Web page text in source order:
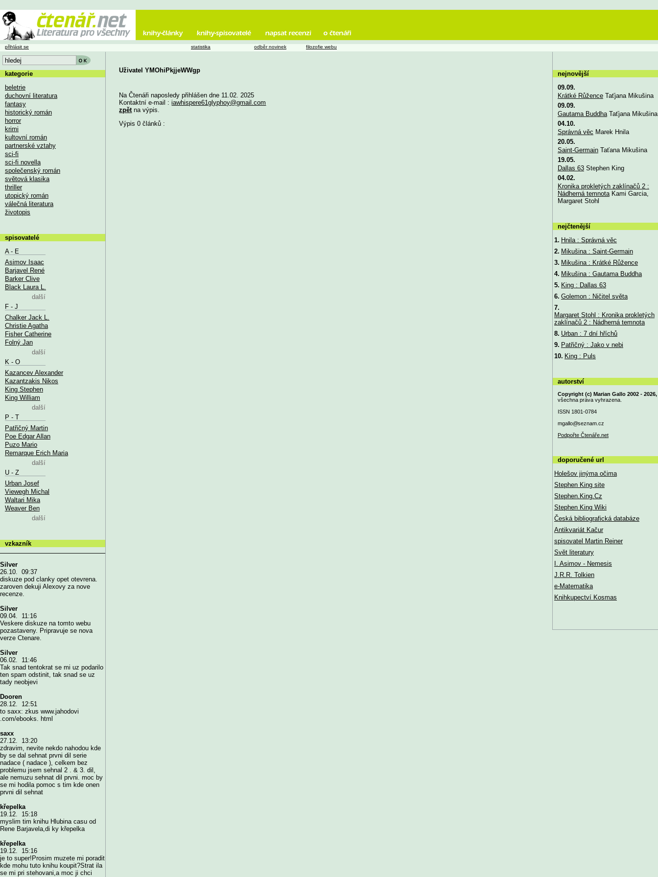
Uživatel YMOhiPkjjeWWgp
Na Čtenáři naposledy přihlášen dne 11.02. 2025
Kontaktní e-mail :iawhispere61glyphoy@gmail.com
zpět na výpis.
Výpis 0 článků :
přihlásit se statistika odběr novinek filozofie webu
kategorie
beletrie
duchovní literatura
fantasy
historický román
horror
krimi
kultovní román
partnerské vztahy
sci-fi
sci-fi novella
společenský román
světová klasika
thriller
utopický román
válečná literatura
životopis
spisovatelé
A - E
Asimov Isaac
Barjavel René
Barker Clive
Black Laura L.
další
F - J
Chalker Jack L.
Christie Agatha
Fisher Catherine
Folný Jan
další
K - O
Kazancev Alexander
Kazantzakis Nikos
King Stephen
King William
další
P - T
Patřičný Martin
Poe Edgar Allan
Puzo Mario
Remarque Erich Maria
další
U - Z
Urban Josef
Viewegh Michal
Waltari Mika
Weaver Ben
další
vzkazník
Silver
26.10. 09:37
diskuze pod clanky opet otevrena.
zaroven dekuji Alexovy za nove
recenze.
Silver
09.04. 11:16
Veskere diskuze na tomto webu
pozastaveny. Pripravuje se nova
verze Ctenare.
Silver
06.02. 11:46
Tak snad tentokrat se mi uz podarilo
ten spam odstinit, tak snad se uz
tady neobjevi
Dooren
28.12. 12:51
to saxx: zkus www.jahodovi
.com/ebooks. html
saxx
27.12. 13:20
zdravim, nevite nekdo nahodou kde
by se dal sehnat prvni dil serie
nadace ( nadace ), celkem bez
problemu jsem sehnal 2 . & 3. dil,
ale nemuzu sehnat dil prvni. moc by
se mi hodila pomoc s tim kde onen
prvni dil sehnat
křepelka
19.12. 15:18
myslim tim knihu Hlubina casu od
Rene Barjavela,di ky křepelka
křepelka
19.12. 15:16
je to super!Prosim muzete mi poradit
kde mohu tuto knihu koupit?Strat ila
se mi pri stehovani,a moc ji chci
nejnovější
09.09.
Krátké RůženceTaťjana Mikušina
09.09.
Gautama BuddhaTaťjana Mikušina
04.10.
Správná věc Marek Hnila
20.05.
Saint-GermainTaťana Mikušina
19.05.
Dallas 63Stephen King
04.02.
Kronika prokletých zaklínačů 2 :
Nádherná temnotaKami Garcia,
Margaret Stohl
nejčtenější
1. Hnila : Správná věc
2. Mikušina : Saint-Germain
3. Mikušina : Krátké Růžence
4. Mikušina : Gautama Buddha
5. King : Dallas 63
6. Golemon : Ničitel světa
7.
Margaret Stohl : Kronika prokletých
zaklínačů 2 : Nádherná temnota
8. Urban : 7 dní hříchů
9. Patřičný : Jako v nebi
10. King : Puls
autorství
Copyright (c) Marian Gallo 2002 - 2026,
všechna práva vyhrazena.
ISSN 1801-0784
mgallo@seznam.cz
Podpořte Čtenáře.net
doporučené url
Holešov jinýma očima
Stephen King site
Stephen.King.Cz
Stephen King Wiki
Česká bibliografická databáze
Antikvariát Kačur
spisovatel Martin Reiner
Svět literatury
I. Asimov - Nemesis
J.R.R. Tolkien
e-Matematika
Knihkupectví Kosmas